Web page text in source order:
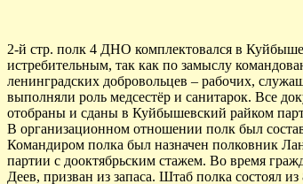
2-й стр. полк 4 ДНО комплектовался в
истребительным, так как по замыслу
ленинградских добровольцев – рабочих,
выполняли роль медсестёр и санитарок. Все
отобраны и сданы в Куйбышевский райком
В организационном отношении полк был
Командиром полка был назначен полковник
партии с дооктябрьским стажем. Во время
Деев, призван из запаса. Штаб полка состоял